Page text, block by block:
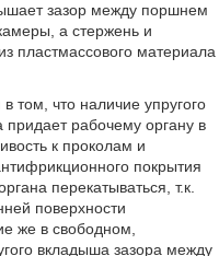
зазор между поршнем
а стержень и
пластмассового материала
том, что наличие упругого
придает рабочему органу в
к проколам и
покрытия
перекатываться, т.к.
поверхности
же в свободном,
вкладыша зазора между